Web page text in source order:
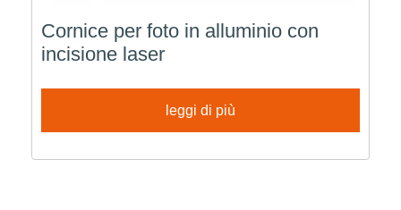
Cornice per foto in alluminio con
incisione laser
leggi di più